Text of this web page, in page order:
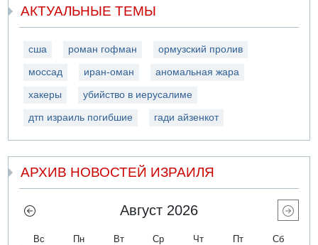
АКТУАЛЬНЫЕ ТЕМЫ
сша роман гофман ормузский пролив
моссад иран-оман аномальная жара
хакеры убийство в иерусалиме
дтп израиль погибшие гади айзенкот
АРХИВ НОВОСТЕЙ ИЗРАИЛЯ
Август 2026
Вс Пн Вт Ср Чт Пт Сб